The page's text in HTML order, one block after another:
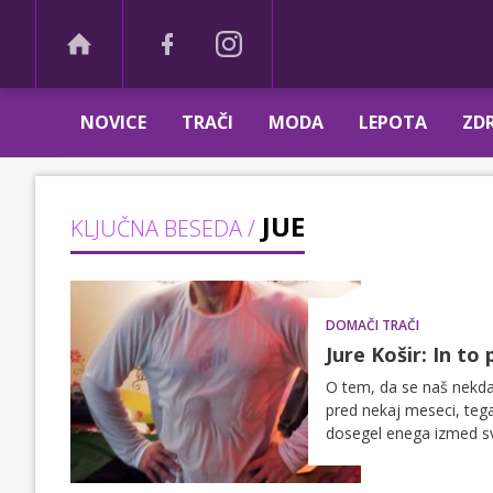
NOVICE TRAČI MODA LEPOTA
KLJUČNA BESEDA / JUE
DOMAČI TRAČI
Jure Košir: In to
O tem, da se naš
pred nekaj meseci,
dosegel enega izmed